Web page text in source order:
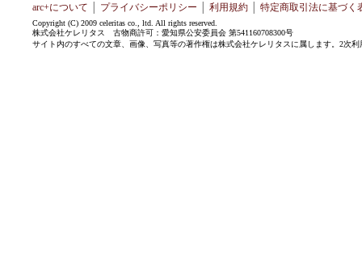
arc+について プライバシーポリシー 利用規約 特定商取引法に基づく
Copyright (C) 2009 celeritas co., ltd. All rights reserved.
株式会社ケレリタス 古物商許可：愛知県公安委員会 第541160708300号
サイト内のすべての文章、画像、写真等の著作権は株式会社ケレリタスに属します。2次